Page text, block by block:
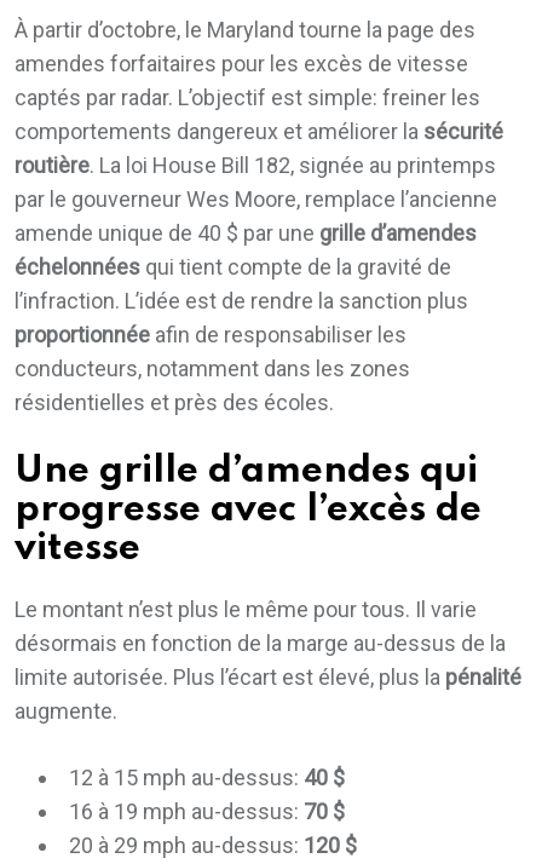
À partir d’octobre, le Maryland tourne la page des
amendes forfaitaires pour les excès de vitesse
captés par radar. L’objectif est simple: freiner les
comportements dangereux et améliorer la sécurité
routière. La loi House Bill 182, signée au printemps
par le gouverneur Wes Moore, remplace l’ancienne
amende unique de 40 $ par une grille d’amendes
échelonnées qui tient compte de la gravité de
l’infraction. L’idée est de rendre la sanction plus
proportionnée afin de responsabiliser les
conducteurs, notamment dans les zones
résidentielles et près des écoles.
Une grille d’amendes qui
progresse avec l’excès de
vitesse
Le montant n’est plus le même pour tous. Il varie
désormais en fonction de la marge au-dessus de la
limite autorisée. Plus l’écart est élevé, plus la pénalité
augmente.
12 à 15 mph au-dessus: 40 $
16 à 19 mph au-dessus: 70 $
20 à 29 mph au-dessus: 120 $